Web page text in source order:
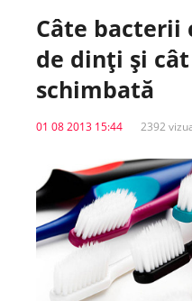
E-Sănătate Medici
E-Sănătate Instituții
Tuberculoza Info
Spitale.MD
Centrul PAS
Școala E-Sănătate
Câte bacterii
de dinţi şi
schimbată
01 08 2013 15:44 2392